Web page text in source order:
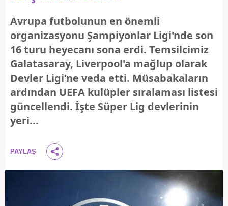
Avrupa futbolunun en önemli
organizasyonu Şampiyonlar Ligi'nde son
16 turu heyecanı sona erdi. Temsilcimiz
Galatasaray, Liverpool'a mağlup olarak
Devler Ligi'ne veda etti. Müsabakaların
ardından UEFA kulüpler sıralaması listesi
güncellendi. İşte Süper Lig devlerinin
yeri...
PAYLAŞ